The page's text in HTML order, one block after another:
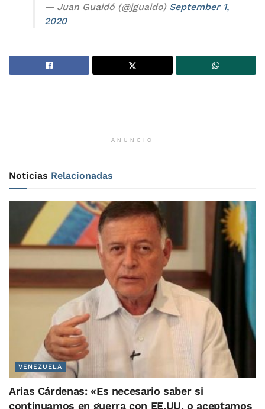
— Juan Guaidó (@jguaido) September 1,
2020
ANUNCIO
Noticias Relacionadas
VENEZUELA
Arias Cárdenas: «Es necesario saber si
continuamos en guerra con EE.UU. o aceptamos